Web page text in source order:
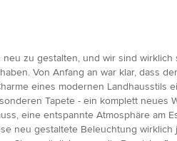
zu gestalten, und wir sind wirklich
Von Anfang an war klar, dass
eines modernen Landhausstils
Tapete - ein komplett neues
eine entspannte Atmosphäre am
neu gestaltete Beleuchtung wirklich